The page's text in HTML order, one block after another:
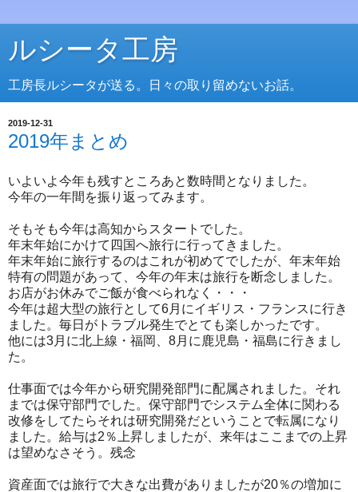
ルシータ工房
工房長ルシータが送る。日々の取り留めないお話。
2019-12-31
2019年まとめ
いよいよ今年も残すところあと数時間となりました。
今年の一年間を振り返ってみます。
そもそも今年は高知からスタートでした。
年末年始にかけて四国へ旅行に行ってきました。
年末年始に旅行するのはこれが初めてでしたが、年末年始
特有の問題があって、今年の年末は旅行を断念しました。
お店がお休みでご飯が食べられなく・・・
今年は超大型の旅行として6月にイギリス・フランスに行き
ました。毎日がトラブル発生でとても楽しかったです。
他には3月に北上線・福岡、8月に鹿児島・福島に行きまし
た。
仕事面では今年から研究開発部門に配属されました。それ
までは保守部門でした。保守部門でシステム全体に関わる
改修をしてたらそれは研究開発だということで転属になり
ました。給与は2％上昇しましたが、来年はここまでの上昇
は望めなさそう。残念
資産面では旅行で大きな出費がありましたが20％の増加に